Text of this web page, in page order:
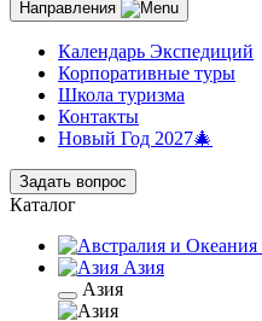
Направления
Календарь Экспедиций
Корпоративные туры
Школа туризма
Контакты
Новый Год 2027🎄
Задать вопрос
Каталог
Азия
Азия